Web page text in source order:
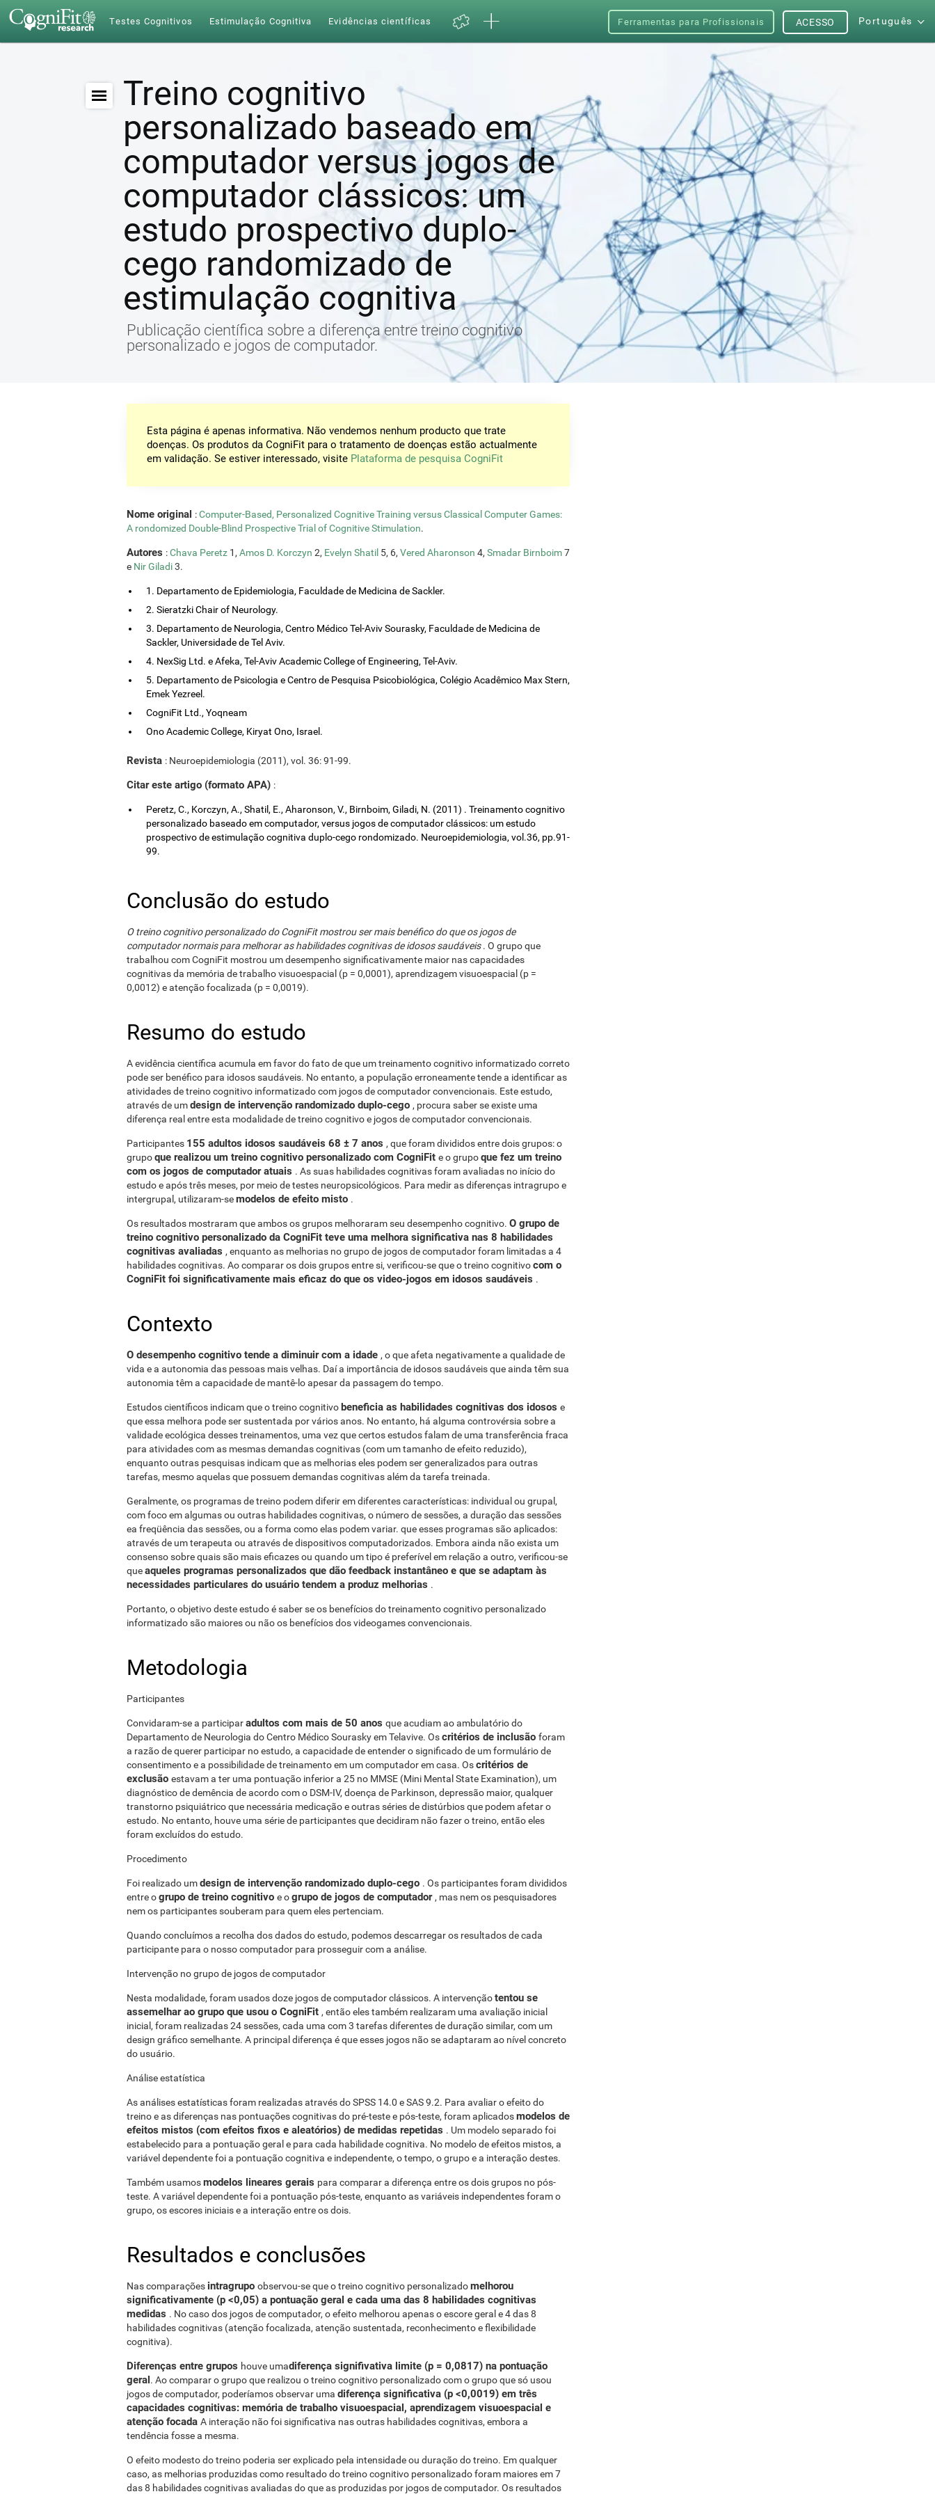
Testes Cognitivos Estimulação Cognitiva Evidências científicas Ferramentas para Profissionais Português
ACESSO
Treino cognitivo
personalizado baseado em
computador versus jogos de
computador clássicos: um
estudo prospectivo duplo-
cego randomizado de
estimulação cognitiva
Publicação científica sobre a diferença entre treino cognitivo
personalizado e jogos de computador.
Esta página é apenas informativa. Não vendemos nenhum producto que trate
doenças. Os produtos da CogniFit para o tratamento de doenças estão actualmente
em validação. Se estiver interessado, visite Plataforma de pesquisa CogniFit
Nome original :Computer-Based, Personalized Cognitive Training versus Classical Computer Games:
A rondomized Double-Blind Prospective Trial of Cognitive Stimulation.
Autores :Chava Peretz 1, Amos D. Korczyn 2, Evelyn Shatil 5, 6, Vered Aharonson 4, Smadar Birnboim7
e Nir Giladi3.
1. Departamento de Epidemiologia, Faculdade de Medicina de Sackler.
2. Sieratzki Chair of Neurology.
3. Departamento de Neurologia, Centro Médico Tel-Aviv Sourasky, Faculdade de Medicina de
Sackler, Universidade de Tel Aviv.
4. NexSig Ltd. e Afeka, Tel-Aviv Academic College of Engineering, Tel-Aviv.
5. Departamento de Psicologia e Centro de Pesquisa Psicobiológica, Colégio Acadêmico Max Stern,
Emek Yezreel.
CogniFit Ltd., Yoqneam
Ono Academic College, Kiryat Ono, Israel.
Revista : Neuroepidemiologia (2011), vol. 36: 91-99.
Citar este artigo (formato APA) :
Peretz, C., Korczyn, A., Shatil, E., Aharonson, V., Birnboim, Giladi, N. (2011) . Treinamento cognitivo
personalizado baseado em computador, versus jogos de computador clássicos: um estudo
prospectivo de estimulação cognitiva duplo-cego rondomizado. Neuroepidemiologia, vol.36, pp.91-
99.
Conclusão do estudo
O treino cognitivo personalizado do CogniFit mostrou ser mais benéfico do que os jogos de
computador normais para melhorar as habilidades cognitivas de idosos saudáveis ​​. O grupo que
trabalhou com CogniFit mostrou um desempenho significativamente maior nas capacidades
cognitivas da memória de trabalho visuoespacial (p = 0,0001), aprendizagem visuoespacial (p =
0,0012) e atenção focalizada (p = 0,0019).
Resumo do estudo
A evidência científica acumula em favor do fato de que um treinamento cognitivo informatizado correto
pode ser benéfico para idosos saudáveis. No entanto, a população erroneamente tende a identificar as
atividades de treino cognitivo informatizado com jogos de computador convencionais. Este estudo,
através de umdesign de intervenção randomizado duplo-cego , procura saber se existe uma
diferença real entre esta modalidade de treino cognitivo e jogos de computador convencionais.
Participantes 155 adultos idosos saudáveis ​​68 ± 7 anos , que foram divididos entre dois grupos: o
grupoque realizou um treino cognitivo personalizado com CogniFit e o grupoque fez um treino
com os jogos de computador atuais . As suas habilidades cognitivas foram avaliadas no início do
estudo e após três meses, por meio de testes neuropsicológicos. Para medir as diferenças intragrupo e
intergrupal, utilizaram-semodelos de efeito misto .
Os resultados mostraram que ambos os grupos melhoraram seu desempenho cognitivo. O grupo de
treino cognitivo personalizado da CogniFit teve uma melhora significativa nas 8 habilidades
cognitivas avaliadas , enquanto as melhorias no grupo de jogos de computador foram limitadas a 4
habilidades cognitivas. Ao comparar os dois grupos entre si, verificou-se que o treino cognitivocom o
CogniFit foi significativamente mais eficaz do que os video-jogos em idosos saudáveis ​​ .
Contexto
O desempenho cognitivo tende a diminuir com a idade , o que afeta negativamente a qualidade de
vida e a autonomia das pessoas mais velhas. Daí a importância de idosos saudáveis ​​que ainda têm sua
autonomia têm a capacidade de mantê-lo apesar da passagem do tempo.
Estudos científicos indicam que o treino cognitivobeneficia as habilidades cognitivas dos idosos e
que essa melhora pode ser sustentada por vários anos. No entanto, há alguma controvérsia sobre a
validade ecológica desses treinamentos, uma vez que certos estudos falam de uma transferência fraca
para atividades com as mesmas demandas cognitivas (com um tamanho de efeito reduzido),
enquanto outras pesquisas indicam que as melhorias eles podem ser generalizados para outras
tarefas, mesmo aquelas que possuem demandas cognitivas além da tarefa treinada.
Geralmente, os programas de treino podem diferir em diferentes características: individual ou grupal,
com foco em algumas ou outras habilidades cognitivas, o número de sessões, a duração das sessões
ea freqüência das sessões, ou a forma como elas podem variar. que esses programas são aplicados:
através de um terapeuta ou através de dispositivos computadorizados. Embora ainda não exista um
consenso sobre quais são mais eficazes ou quando um tipo é preferível em relação a outro, verificou-se
queaqueles programas personalizados que dão feedback instantâneo e que se adaptam às
necessidades particulares do usuário tendem a produz melhorias .
Portanto, o objetivo deste estudo é saber se os benefícios do treinamento cognitivo personalizado
informatizado são maiores ou não os benefícios dos videogames convencionais.
Metodologia
Participantes
Convidaram-se a participaradultos com mais de 50 anos que acudiam ao ambulatório do
Departamento de Neurologia do Centro Médico Sourasky em Telavive. Oscritérios de inclusão foram
a razão de querer participar no estudo, a capacidade de entender o significado de um formulário de
consentimento e a possibilidade de treinamento em um computador em casa. Oscritérios de
exclusão estavam a ter uma pontuação inferior a 25 no MMSE (Mini Mental State Examination), um
diagnóstico de demência de acordo com o DSM-IV, doença de Parkinson, depressão maior, qualquer
transtorno psiquiátrico que necessária medicação e outras séries de distúrbios que podem afetar o
estudo. No entanto, houve uma série de participantes que decidiram não fazer o treino, então eles
foram excluídos do estudo.
Procedimento
Foi realizado umdesign de intervenção randomizado duplo-cego . Os participantes foram divididos
entre ogrupo de treino cognitivo e ogrupo de jogos de computador , mas nem os pesquisadores
nem os participantes souberam para quem eles pertenciam.
Quando concluímos a recolha dos dados do estudo, podemos descarregar os resultados de cada
participante para o nosso computador para prosseguir com a análise.
Intervenção no grupo de jogos de computador
Nesta modalidade, foram usados ​​doze jogos de computador clássicos. A intervençãotentou se
assemelhar ao grupo que usou o CogniFit , então eles também realizaram uma avaliação inicial
inicial, foram realizadas 24 sessões, cada uma com 3 tarefas diferentes de duração similar, com um
design gráfico semelhante. A principal diferença é que esses jogos não se adaptaram ao nível concreto
do usuário.
Análise estatística
As análises estatísticas foram realizadas através do SPSS 14.0 e SAS 9.2. Para avaliar o efeito do
treino e as diferenças nas pontuações cognitivas do pré-teste e pós-teste, foram aplicadosmodelos de
efeitos mistos (com efeitos fixos e aleatórios) de medidas repetidas . Um modelo separado foi
estabelecido para a pontuação geral e para cada habilidade cognitiva. No modelo de efeitos mistos, a
variável dependente foi a pontuação cognitiva e independente, o tempo, o grupo e a interação destes.
Também usamosmodelos lineares gerais para comparar a diferença entre os dois grupos no pós-
teste. A variável dependente foi a pontuação pós-teste, enquanto as variáveis ​​independentes foram o
grupo, os escores iniciais e a interação entre os dois.
Resultados e conclusões
Nas comparações intragrupo observou-se que o treino cognitivo personalizadomelhorou
significativamente (p <0,05) a pontuação geral e cada uma das 8 habilidades cognitivas
medidas . No caso dos jogos de computador, o efeito melhorou apenas o escore geral e 4 das 8
habilidades cognitivas (atenção focalizada, atenção sustentada, reconhecimento e flexibilidade
cognitiva).
Diferenças entre grupos houve umadiferença signifivativa limite (p = 0,0817) na pontuação
geral. Ao comparar o grupo que realizou o treino cognitivo personalizado com o grupo que só usou
jogos de computador, poderíamos observar uma diferença significativa (p <0,0019) em três
capacidades cognitivas: memória de trabalho visuoespacial, aprendizagem visuoespacial e
atenção focada A interação não foi significativa nas outras habilidades cognitivas, embora a
tendência fosse a mesma.
O efeito modesto do treino poderia ser explicado pela intensidade ou duração do treino. Em qualquer
caso, as melhorias produzidas como resultado do treino cognitivo personalizado foram maiores em 7
das 8 habilidades cognitivas avaliadas do que as produzidas por jogos de computador. Os resultados